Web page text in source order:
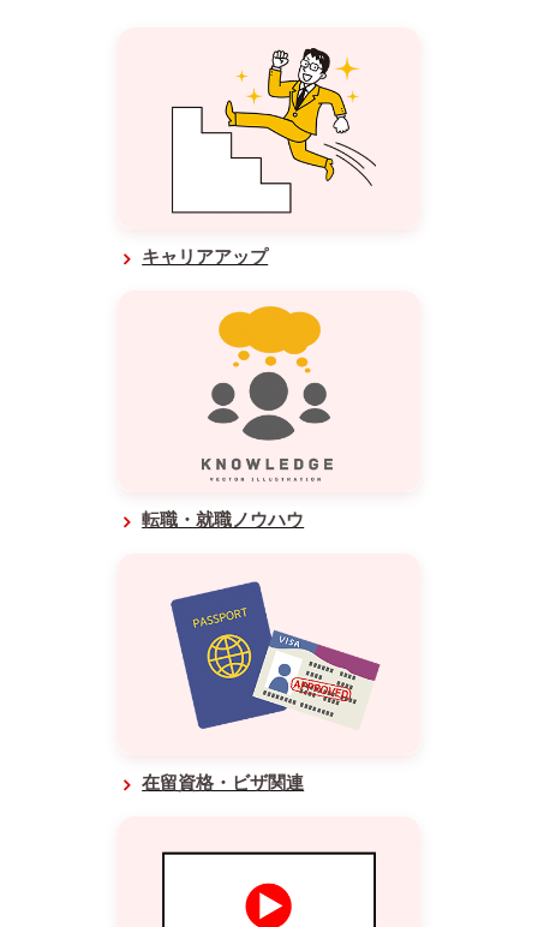
キャリアアップ
転職・就職ノウハウ
在留資格・ビザ関連